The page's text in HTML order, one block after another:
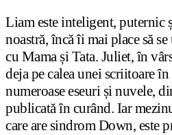
Liam este inteligent, puternic
noastră, încă îi mai place să
cu Mama și Tata. Juliet, în
deja pe calea unei scriitoare
numeroase eseuri și nuvele,
publicată în curând. Iar
care are sindrom Down, este